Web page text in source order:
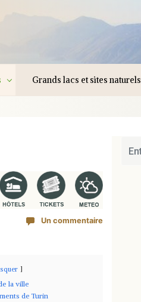
Grands lacs et sites naturels
Un commentaire
la ville
de Turin